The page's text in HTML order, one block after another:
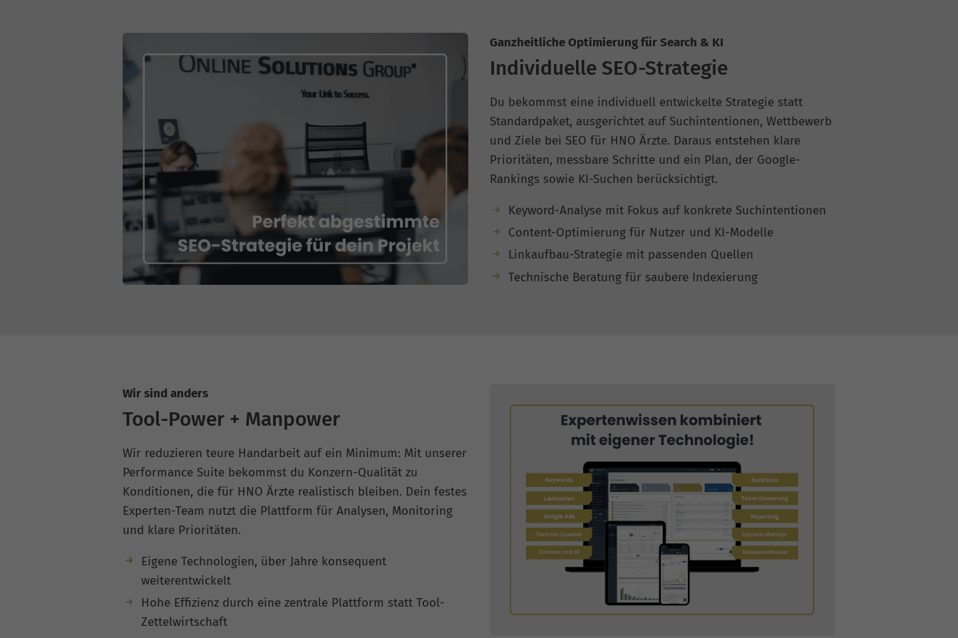
Ganzheitliche Optimierung für Search & KI
Individuelle SEO-Strategie
Du bekommst eine individuell entwickelte Strategie statt
Standardpaket, ausgerichtet auf Suchintentionen, Wettbewerb
und Ziele bei SEO für HNO Ärzte. Daraus entstehen klare
Prioritäten, messbare Schritte und ein Plan, der Google-
Rankings sowie KI-Suchen berücksichtigt.
Keyword-Analyse mit Fokus auf konkrete Suchintentionen
Content-Optimierung für Nutzer und KI-Modelle
Linkaufbau-Strategie mit passenden Quellen
Technische Beratung für saubere Indexierung
Wir sind anders
Tool-Power + Manpower
Wir reduzieren teure Handarbeit auf ein Minimum: Mit unserer
Performance Suite bekommst du Konzern-Qualität zu
Konditionen, die für HNO Ärzte realistisch bleiben. Dein festes
Experten-Team nutzt die Plattform für Analysen, Monitoring
und klare Prioritäten.
Eigene Technologien, über Jahre konsequent
weiterentwickelt
Hohe Effizienz durch eine zentrale Plattform statt Tool-
Zettelwirtschaft